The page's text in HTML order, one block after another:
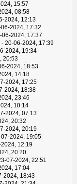
15:57
08:58
2024, 12:13
2024, 17:32
06-2024, 17:37
- 20-06-2024, 17:39
2024, 19:34
20:53
2024, 18:53
14:18
2024, 17:25
2024, 18:38
23:46
10:14
2024, 07:13
20:32
2024, 20:19
2024, 19:05
12:19
20:20
07-2024, 22:51
17:04
2024, 18:43